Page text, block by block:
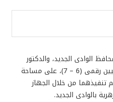
الوادى الجديد، والدكتور
عبدالعزيز طنطاوي، رئيس جامعة الوادى الجديد، والدكتور سلامة داوود، رئيس جامعة الأزهر، المبنيين رقمى (6 – 7)، على مساحة
اللذين تم تنفيذهما من خلال الجهاز
بالوادى الجديد.